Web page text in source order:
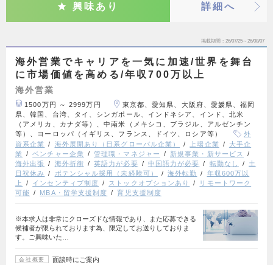
興味あり 詳細へ
掲載期間 26/07/25～26/08/07
海外営業でキャリアを一気に加速/世界を舞台
に市場価値を高める/年収700万以上
海外営業
1500万円 ～ 2999万円
東京都、愛知県、大阪府、愛媛県、福岡
県、韓国、台湾、タイ、シンガポール、インドネシア、インド、北米
（アメリカ、カナダ等）、中南米（メキシコ、ブラジル、アルゼンチン
等）、ヨーロッパ（イギリス、フランス、ドイツ、ロシア等）
外
資系企業
海外展開あり（日系グローバル企業） 上場企業
大手企
業
ベンチャー企業 管理職・マネジャー
新規事業・新サービス
海外出張
海外折衝 英語力が必要 中国語力が必要 転勤なし
土
日祝休み
ポテンシャル採用（未経験可） 海外転勤
年収600万以
上
インセンティブ制度 ストックオプションあり
リモートワーク
可能
MBA・留学支援制度 育児支援制度
※本求人は非常にクローズドな情報であり、また応募できる
候補者が限られております為、限定してお送りしておりま
す。ご興味いた…
会社概要 面談時にご案内